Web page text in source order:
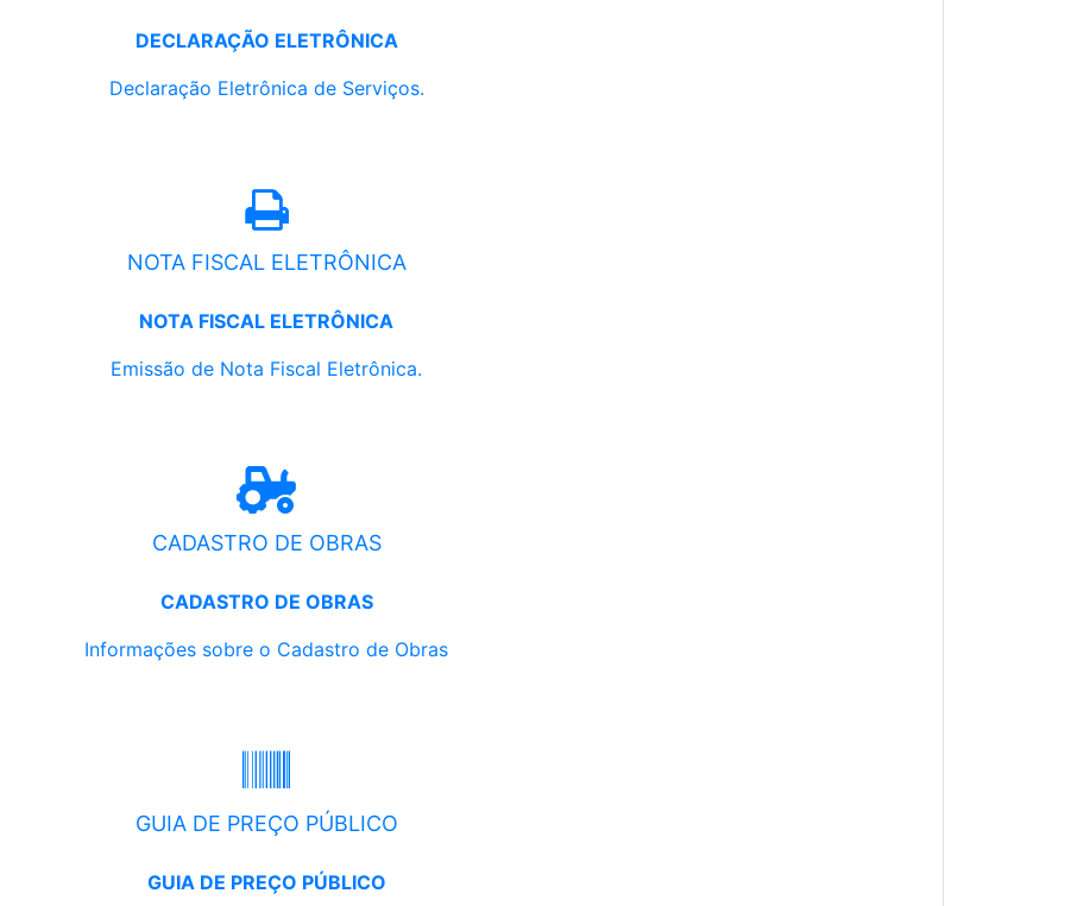
DECLARAÇÃO ELETRÔNICA
Declaração Eletrônica de Serviços.
NOTA FISCAL ELETRÔNICA
NOTA FISCAL ELETRÔNICA
Emissão de Nota Fiscal Eletrônica.
CADASTRO DE OBRAS
CADASTRO DE OBRAS
Informações sobre o Cadastro de Obras
GUIA DE PREÇO PÚBLICO
GUIA DE PREÇO PÚBLICO